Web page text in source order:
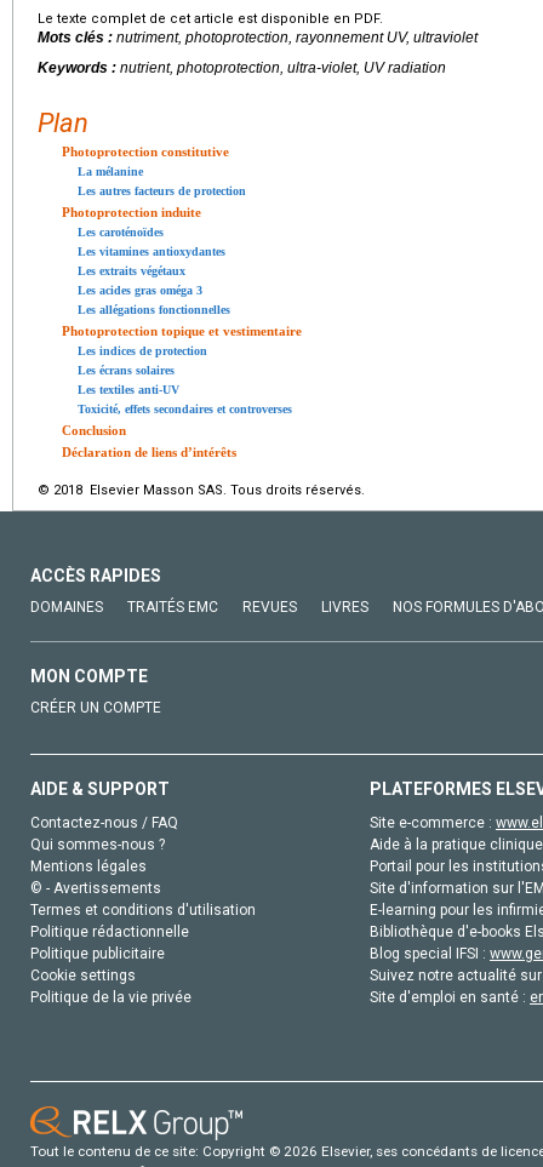
Le texte complet de cet article est disponible en PDF.
Mots clés : nutriment, photoprotection, rayonnement UV, ultraviolet
Keywords : nutrient, photoprotection, ultra-violet, UV radiation
Plan
Photoprotection constitutive
La mélanine
Les autres facteurs de protection
Photoprotection induite
Les caroténoïdes
Les vitamines antioxydantes
Les extraits végétaux
Les acides gras oméga 3
Les allégations fonctionnelles
Photoprotection topique et vestimentaire
Les indices de protection
Les écrans solaires
Les textiles anti-UV
Toxicité, effets secondaires et controverses
Conclusion
Déclaration de liens d’intérêts
© 2018 Elsevier Masson SAS. Tous droits réservés.
ACCÈS RAPIDES
DOMAINES TRAITÉS EMC REVUES LIVRES NOS FORMULES
MON COMPTE
CRÉER UN COMPTE
AIDE & SUPPORT
Contactez-nous / FAQ
Qui sommes-nous ?
Mentions légales
© - Avertissements
Termes et conditions d'utilisation
Politique rédactionnelle
Politique publicitaire
Cookie settings
Politique de la vie privée
PLATEFORMES
Site e-commerce :
Aide à la pratique
Portail pour les
Site d'information sur
E-learning pour les
Bibliothèque d'e-books
Blog special IFSI :
Suivez notre actualité
Site d'emploi en santé :
Tout le contenu de ce site: Copyright © 2026 Elsevier, ses concédants de